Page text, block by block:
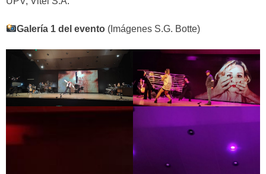
Galería 1 del evento(Imágenes S.G. Botte)